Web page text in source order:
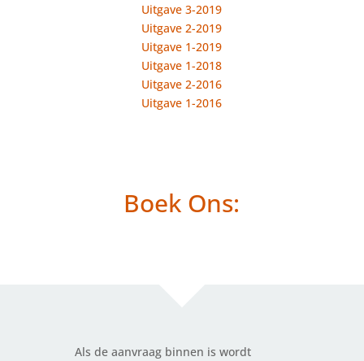
Uitgave 3-2019
Uitgave 2-2019
Uitgave 1-2019
Uitgave 1-2018
Uitgave 2-2016
Uitgave 1-2016
Boek Ons:
Als de aanvraag binnen is wordt